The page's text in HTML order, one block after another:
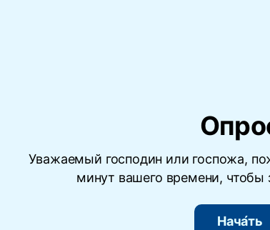
Уважаемый господин или госпожа,
минут вашего времени, чтобы
Нача́ть